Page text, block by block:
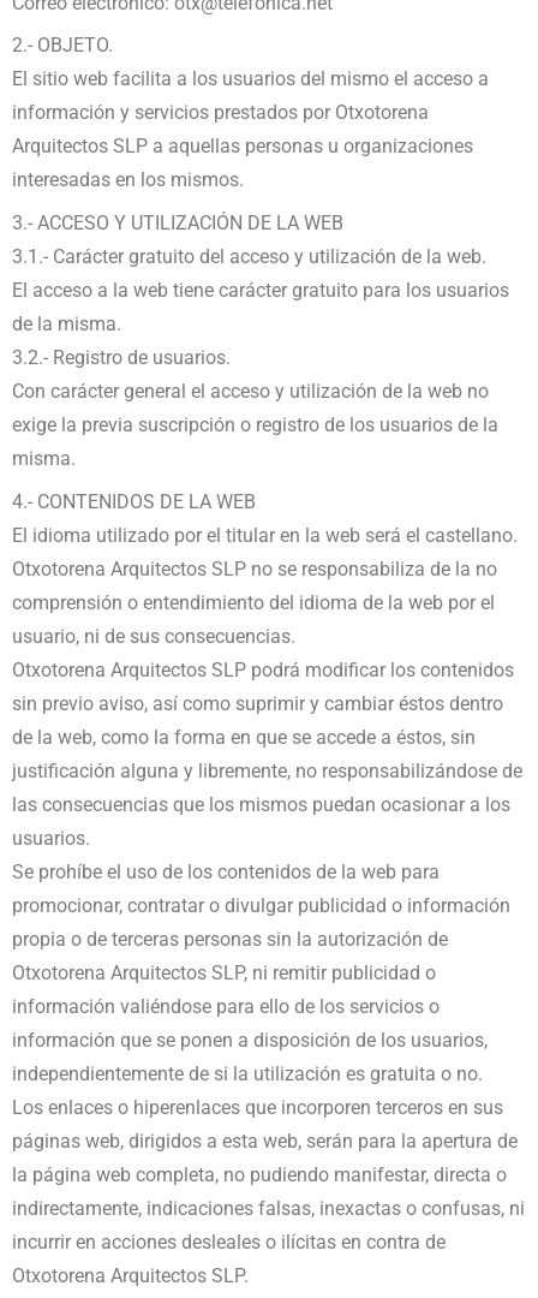
2.- OBJETO.
El sitio web facilita a los usuarios del mismo el acceso a
información y servicios prestados por Otxotorena
Arquitectos SLP a aquellas personas u organizaciones
interesadas en los mismos.
3.- ACCESO Y UTILIZACIÓN DE LA WEB
3.1.- Carácter gratuito del acceso y utilización de la web.
El acceso a la web tiene carácter gratuito para los usuarios
de la misma.
3.2.- Registro de usuarios.
Con carácter general el acceso y utilización de la web no
exige la previa suscripción o registro de los usuarios de la
misma.
4.- CONTENIDOS DE LA WEB
El idioma utilizado por el titular en la web será el castellano.
Otxotorena Arquitectos SLP no se responsabiliza de la no
comprensión o entendimiento del idioma de la web por el
usuario, ni de sus consecuencias.
Otxotorena Arquitectos SLP podrá modificar los contenidos
sin previo aviso, así como suprimir y cambiar éstos dentro
de la web, como la forma en que se accede a éstos, sin
justificación alguna y libremente, no responsabilizándose de
las consecuencias que los mismos puedan ocasionar a los
usuarios.
Se prohíbe el uso de los contenidos de la web para
promocionar, contratar o divulgar publicidad o información
propia o de terceras personas sin la autorización de
Otxotorena Arquitectos SLP, ni remitir publicidad o
información valiéndose para ello de los servicios o
información que se ponen a disposición de los usuarios,
independientemente de si la utilización es gratuita o no.
Los enlaces o hiperenlaces que incorporen terceros en sus
páginas web, dirigidos a esta web, serán para la apertura de
la página web completa, no pudiendo manifestar, directa o
indirectamente, indicaciones falsas, inexactas o confusas, ni
incurrir en acciones desleales o ilícitas en contra de
Otxotorena Arquitectos SLP.